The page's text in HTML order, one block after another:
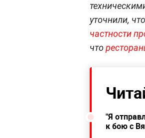
уточнили, что
частности
что
"Я
к бою с